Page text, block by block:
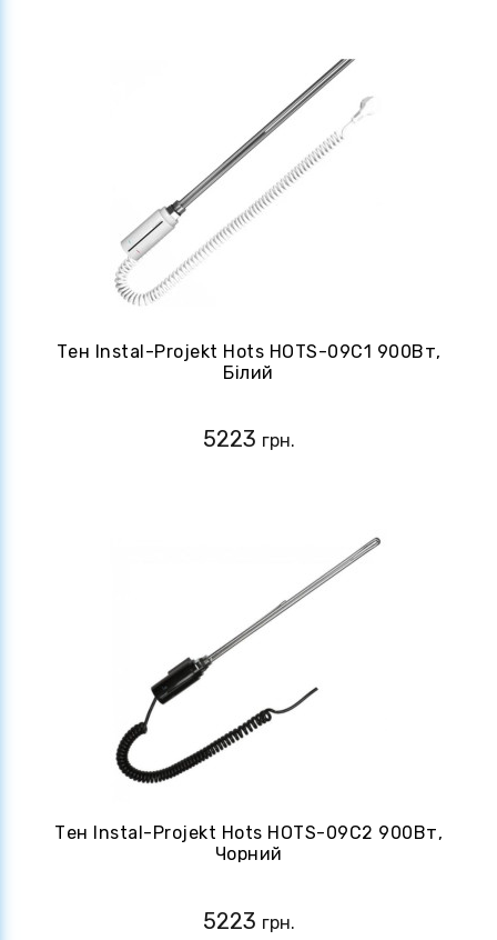
Тен Instal-Projekt Hots HOTS-09C1 900Вт,
Білий
5223 грн.
Тен Instal-Projekt Hots HOTS-09C2 900Вт,
Чорний
5223 грн.